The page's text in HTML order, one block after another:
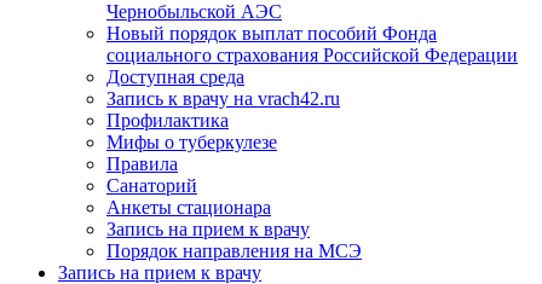
Чернобыльской АЭС
Новый порядок выплат пособий Фонда
социального страхования Российской Федерации
Доступная среда
Запись к врачу на vrach42.ru
Профилактика
Мифы о туберкулезе
Правила
Санаторий
Анкеты стационара
Запись на прием к врачу
Порядок направления на МСЭ
Запись на прием к врачу